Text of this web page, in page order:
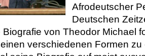
Afrodeutscher
Deutschen
Biografie von Theodor Michael
verschiedenen Formen